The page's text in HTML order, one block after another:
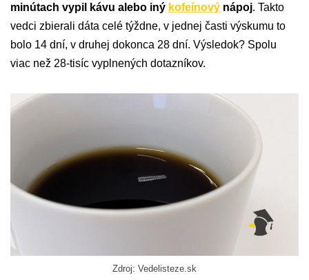
minútach vypil kávu alebo iný kofeínový nápoj. Takto
vedci zbierali dáta celé týždne, v jednej časti výskumu to
bolo 14 dní, v druhej dokonca 28 dní. Výsledok? Spolu
viac než 28-tisíc vyplnených dotazníkov.
Zdroj: Vedelisteze.sk